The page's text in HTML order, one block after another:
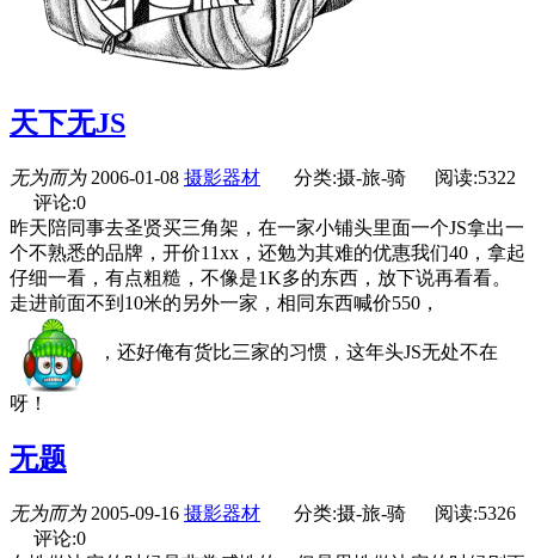
天下无JS
无为而为 2006-01-08 摄影器材 分类:摄-旅-骑
阅读:5322
评论:0
昨天陪同事去圣贤买三角架，在一家小铺头里面一个JS拿出一
个不熟悉的品牌，开价11xx，还勉为其难的优惠我们40，拿起
仔细一看，有点粗糙，不像是1K多的东西，放下说再看看。
走进前面不到10米的另外一家，相同东西喊价550，
，还好俺有货比三家的习惯，这年头JS无处不在
呀！
无题
无为而为 2005-09-16 摄影器材 分类:摄-旅-骑
阅读:5326
评论:0